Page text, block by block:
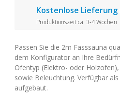
Kostenlose Lieferung
Produktionszeit ca. 3-4 Wochen
Passen Sie die 2m Fasssauna
dem Konfigurator an Ihre
Ofentyp (Elektro- oder
sowie Beleuchtung. Verfügbar
aufgebaut.